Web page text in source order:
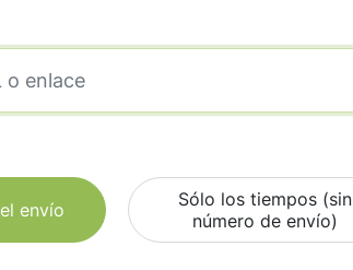
envío
Sólo los tiempos (sin
número de envío)